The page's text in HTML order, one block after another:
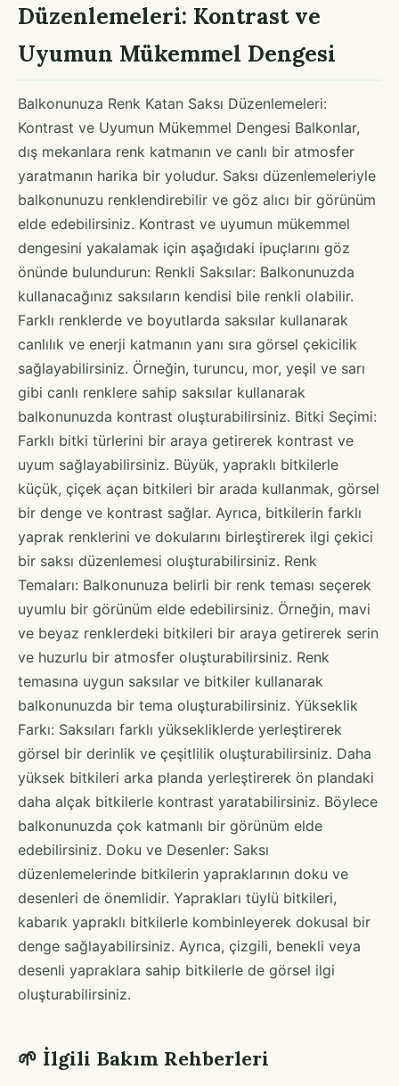
Düzenlemeleri: Kontrast ve
Uyumun Mükemmel Dengesi
Balkonunuza Renk Katan Saksı Düzenlemeleri:
Kontrast ve Uyumun Mükemmel Dengesi Balkonlar,
dış mekanlara renk katmanın ve canlı bir atmosfer
yaratmanın harika bir yoludur. Saksı düzenlemeleriyle
balkonunuzu renklendirebilir ve göz alıcı bir görünüm
elde edebilirsiniz. Kontrast ve uyumun mükemmel
dengesini yakalamak için aşağıdaki ipuçlarını göz
önünde bulundurun: Renkli Saksılar: Balkonunuzda
kullanacağınız saksıların kendisi bile renkli olabilir.
Farklı renklerde ve boyutlarda saksılar kullanarak
canlılık ve enerji katmanın yanı sıra görsel çekicilik
sağlayabilirsiniz. Örneğin, turuncu, mor, yeşil ve sarı
gibi canlı renklere sahip saksılar kullanarak
balkonunuzda kontrast oluşturabilirsiniz. Bitki Seçimi:
Farklı bitki türlerini bir araya getirerek kontrast ve
uyum sağlayabilirsiniz. Büyük, yapraklı bitkilerle
küçük, çiçek açan bitkileri bir arada kullanmak, görsel
bir denge ve kontrast sağlar. Ayrıca, bitkilerin farklı
yaprak renklerini ve dokularını birleştirerek ilgi çekici
bir saksı düzenlemesi oluşturabilirsiniz. Renk
Temaları: Balkonunuza belirli bir renk teması seçerek
uyumlu bir görünüm elde edebilirsiniz. Örneğin, mavi
ve beyaz renklerdeki bitkileri bir araya getirerek serin
ve huzurlu bir atmosfer oluşturabilirsiniz. Renk
temasına uygun saksılar ve bitkiler kullanarak
balkonunuzda bir tema oluşturabilirsiniz. Yükseklik
Farkı: Saksıları farklı yüksekliklerde yerleştirerek
görsel bir derinlik ve çeşitlilik oluşturabilirsiniz. Daha
yüksek bitkileri arka planda yerleştirerek ön plandaki
daha alçak bitkilerle kontrast yaratabilirsiniz. Böylece
balkonunuzda çok katmanlı bir görünüm elde
edebilirsiniz. Doku ve Desenler: Saksı
düzenlemelerinde bitkilerin yapraklarının doku ve
desenleri de önemlidir. Yaprakları tüylü bitkileri,
kabarık yapraklı bitkilerle kombinleyerek dokusal bir
denge sağlayabilirsiniz. Ayrıca, çizgili, benekli veya
desenli yapraklara sahip bitkilerle de görsel ilgi
oluşturabilirsiniz.
🌱 İlgili Bakım Rehberleri